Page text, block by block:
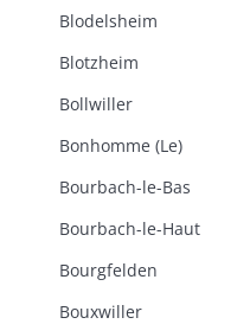
Blodelsheim
Blotzheim
Bollwiller
Bonhomme (Le)
Bourbach-le-Bas
Bourbach-le-Haut
Bourgfelden
Bouxwiller